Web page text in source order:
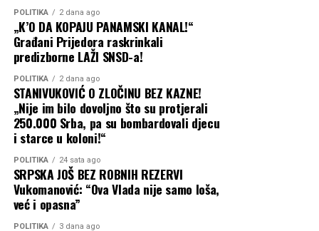
POLITIKA 2 dana ago
„K’O DA KOPAJU PANAMSKI KANAL!“
Građani Prijedora raskrinkali
predizborne LAŽI SNSD-a!
POLITIKA 2 dana ago
STANIVUKOVIĆ O ZLOČINU BEZ KAZNE!
„Nije im bilo dovoljno što su protjerali
250.000 Srba, pa su bombardovali djecu
i starce u koloni!“
POLITIKA 24 sata ago
SRPSKA JOŠ BEZ ROBNIH REZERVI
Vukomanović: “Ova Vlada nije samo loša,
već i opasna”
POLITIKA 3 dana ago